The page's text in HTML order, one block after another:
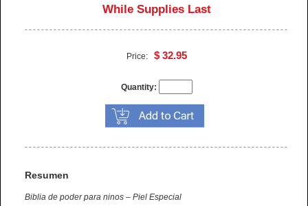
While Supplies Last
Price: $ 32.95
Quantity:
Resumen
Biblia de poder para ninos – Piel Especial